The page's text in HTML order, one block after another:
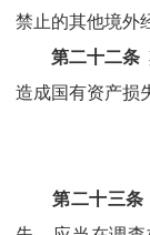
禁止的其他境外
第二十二条
造成国有资产损
第二十三条